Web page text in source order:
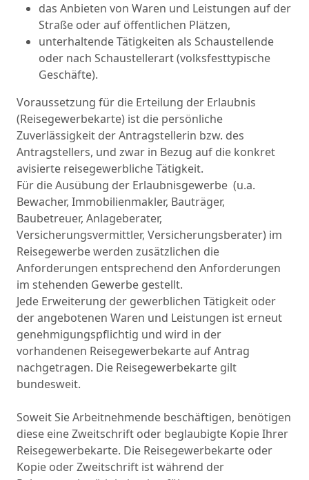
das Anbieten von Waren und Leistungen auf der
Straße oder auf öffentlichen Plätzen,
unterhaltende Tätigkeiten als Schaustellende
oder nach Schaustellerart (volksfesttypische
Geschäfte).
Voraussetzung für die Erteilung der Erlaubnis
(Reisegewerbekarte) ist die persönliche
Zuverlässigkeit der Antragstellerin bzw. des
Antragstellers, und zwar in Bezug auf die konkret
avisierte reisegewerbliche Tätigkeit.
Für die Ausübung der Erlaubnisgewerbe (u.a.
Bewacher, Immobilienmakler, Bauträger,
Baubetreuer, Anlageberater,
Versicherungsvermittler, Versicherungsberater) im
Reisegewerbe werden zusätzlichen die
Anforderungen entsprechend den Anforderungen
im stehenden Gewerbe gestellt.
Jede Erweiterung der gewerblichen Tätigkeit oder
der angebotenen Waren und Leistungen ist erneut
genehmigungspflichtig und wird in der
vorhandenen Reisegewerbekarte auf Antrag
nachgetragen. Die Reisegewerbekarte gilt
bundesweit.
Soweit Sie Arbeitnehmende beschäftigen, benötigen
diese eine Zweitschrift oder beglaubigte Kopie Ihrer
Reisegewerbekarte. Die Reisegewerbekarte oder
Kopie oder Zweitschrift ist während der